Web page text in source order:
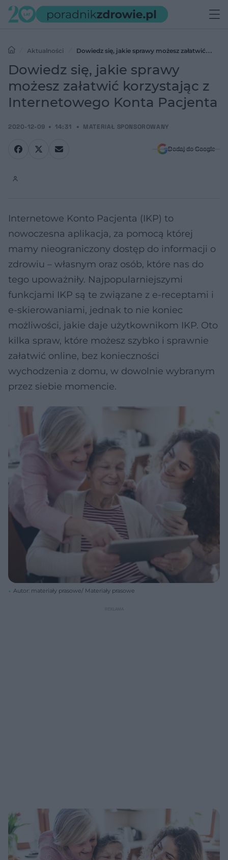
Aktualności
Dowiedz się, jakie sprawy możesz załatwić
korzystając z Internetowego Konta Pacjenta
Dowiedz się, jakie sprawy
możesz załatwić korzystając z
Internetowego Konta Pacjenta
2020-12-09 14:31 MATERIAŁ SPONSOROWANY
Dodaj do Google
Internetowe Konto Pacjenta (IKP) to
nowoczesna aplikacja, za pomocą której
mamy nieograniczony dostęp do informacji o
zdrowiu – własnym oraz osób, które nas do
tego upoważniły. Najpopularniejszymi
funkcjami IKP są te związane z e-receptami i
e-skierowaniami, jednak to nie koniec
możliwości, jakie daje użytkownikom IKP. Oto
kilka spraw, które możesz szybko i sprawnie
załatwić online, bez konieczności
wychodzenia z domu, w dowolnie wybranym
przez siebie momencie.
Autor: materiały prasowe/ Materiały prasowe